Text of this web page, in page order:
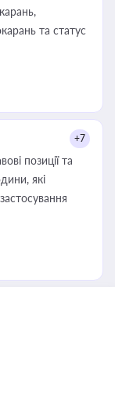
та статус
+7
позиції та
які